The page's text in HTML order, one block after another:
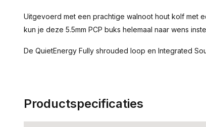
Uitgevoerd met een prachtige walnoot hout kolf met
kun je deze 5.5mm PCP buks helemaal naar wens
De QuietEnergy Fully shrouded loop en Integrated
Productspecificaties